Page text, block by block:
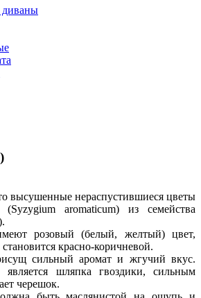
)
высушенные нераспустившиеся цветы
(Syzygium aromaticum) из семейства
розовый (белый, желтый) цвет,
красно-коричневой.
сильный аромат и жгучий вкус.
является шляпка гвоздики, сильным
черешок.